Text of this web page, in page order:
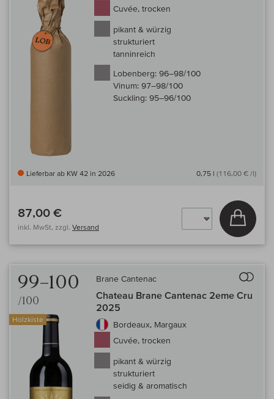
Cuvée, trocken
pikant & würzig
strukturiert
tanninreich
Lobenberg: 96–98/100
Vinum: 97–98/100
Suckling: 95–96/100
Lieferbar ab KW 42 in 2026 0,75 l (116,00 € /l)
87,00 €
inkl. MwSt, zzgl. Versand
In
99–100
/100
Holzkiste
Brane Cantenac
Chateau Brane Cantenac 2eme Cru
2025
Bordeaux, Margaux
Cuvée, trocken
pikant & würzig
strukturiert
seidig & aromatisch